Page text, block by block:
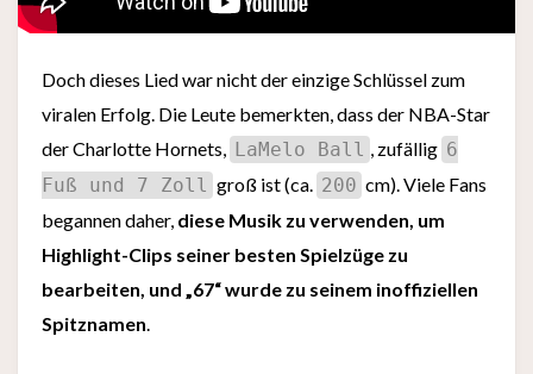
Doch dieses Lied war nicht der einzige Schlüssel zum
viralen Erfolg. Die Leute bemerkten, dass der NBA-Star
der Charlotte Hornets,
LaMelo Ball , zufällig 6
Fuß und 7 Zoll groß ist (ca. 200 cm). Viele Fans
begannen daher, diese Musik zu verwenden, um
Highlight-Clips seiner besten Spielzüge zu
bearbeiten, und „67“ wurde zu seinem inoffiziellen
Spitznamen